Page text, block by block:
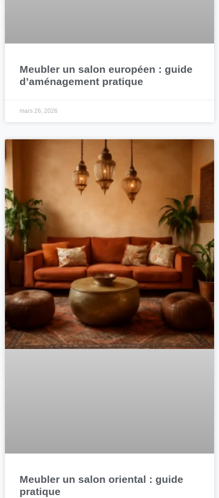
Meubler un salon européen : guide
d’aménagement pratique
mars 26, 2026
Meubler un salon oriental : guide
pratique